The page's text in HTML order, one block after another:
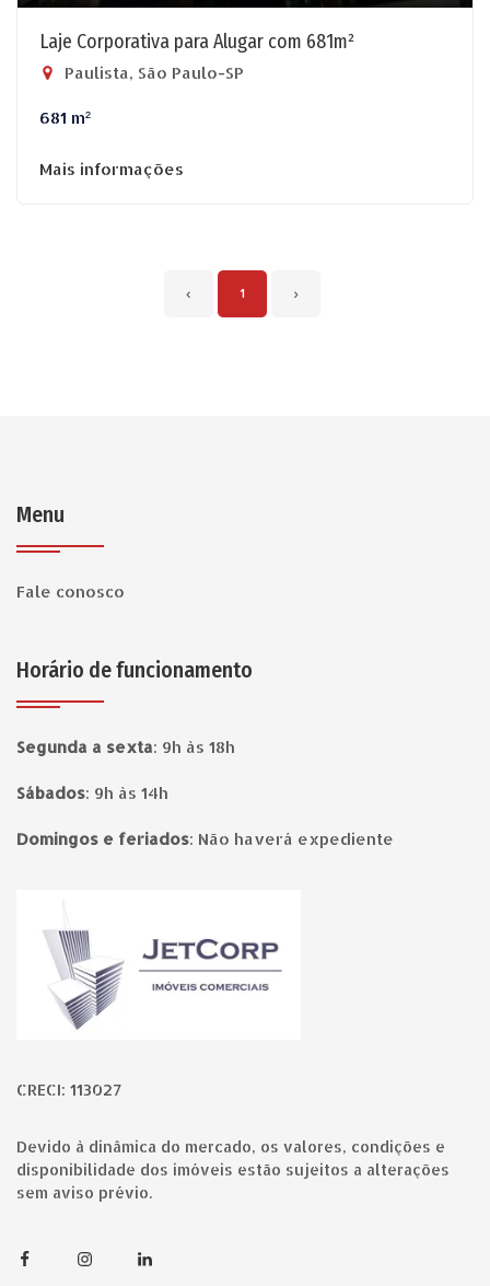
Laje Corporativa para Alugar com 681m²
Paulista, São Paulo-SP
681 m²
Mais informações
‹ 1 ›
Menu
Fale conosco
Horário de funcionamento
Segunda a sexta: 9h às 18h
Sábados: 9h às 14h
Domingos e feriados: Não haverá expediente
CRECI: 113027
Devido à dinâmica do mercado, os valores, condições e
disponibilidade dos imóveis estão sujeitos a alterações
sem aviso prévio.
FacebookInstagramLinkedin